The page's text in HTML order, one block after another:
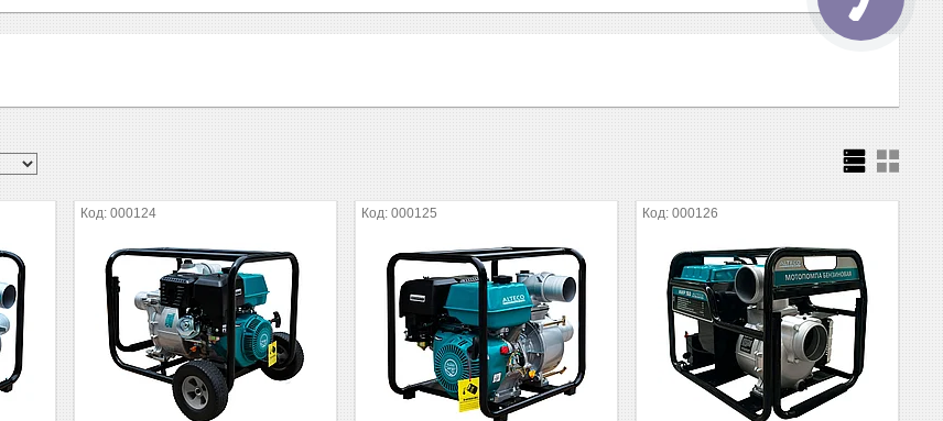
000124 000125 000126